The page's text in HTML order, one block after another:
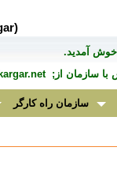
خوش آمديد.
با سازمان از;
سازمان راه کارگر